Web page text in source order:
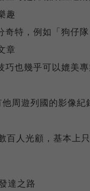
趣
特，例如「狗仔
章
巧也幾乎可以媲美
周遊列國的影像
百人光顧，基本上
達之路